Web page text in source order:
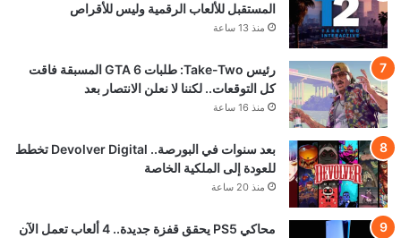
المستقبل للألعاب الرقمية وليس للأقراص
منذ 13 ساعة
رئيس Take-Two: طلبات GTA 6 المسبقة فاقت
كل التوقعات.. لكننا لا نعلن الانتصار بعد
منذ 16 ساعة
بعد سنوات في البورصة.. Devolver Digital تخطط
للعودة إلى الملكية الخاصة
منذ 20 ساعة
محاكي PS5 يحقق قفزة جديدة.. 4 ألعاب تعمل الآن